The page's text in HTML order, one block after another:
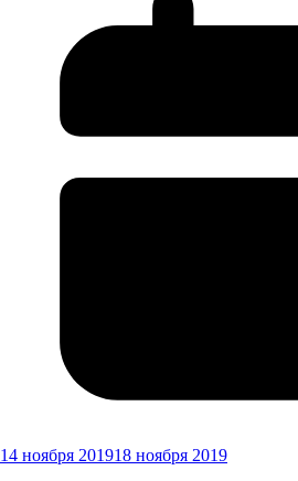
14 ноября 201918 ноября 2019